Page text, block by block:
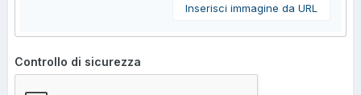
Inserisci immagine da URL
Controllo di sicurezza